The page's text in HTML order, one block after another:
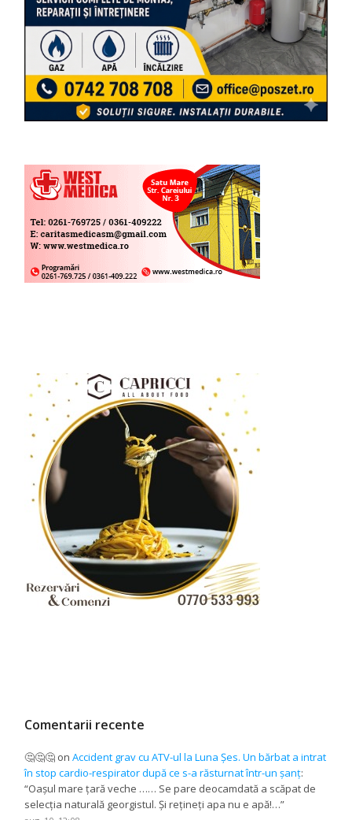
Comentarii recente
🤔🤔🤔 onAccident grav cu ATV-ul la Luna Șes. Un bărbat a intrat
în stop cardio-respirator după ce s-a răsturnat într-un șanț:
“Oașul mare țară veche …… Se pare deocamdată a scăpat de
selecția naturală georgistul. Și rețineți apa nu e apă!…”